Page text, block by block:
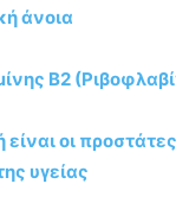
άνοια
B2
οι
υγείας